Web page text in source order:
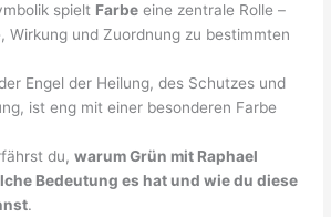
spielt Farbe eine zentrale Rolle –
Wirkung und Zuordnung zu bestimmten
Engel der Heilung, des Schutzes und
ist eng mit einer besonderen Farbe
du,warum Grün mit Raphael
Bedeutung es hat und wie du diese
.